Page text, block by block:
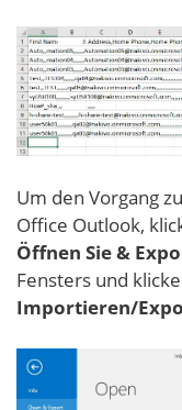
Um den Vorgang
Office Outlook,
Öffnen Sie &
Fensters und
Importieren/